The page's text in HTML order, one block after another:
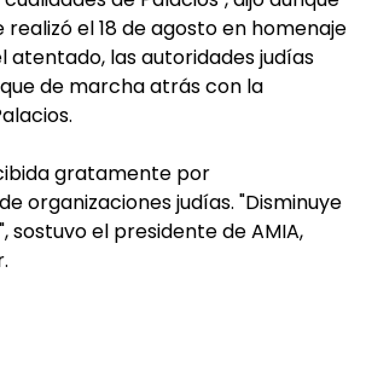
realizó el 18 de agosto en homenaje
atentado, las autoridades judías
de marcha atrás con la
gratamente por
organizaciones judías. "Disminuye
sostuvo el presidente de AMIA,